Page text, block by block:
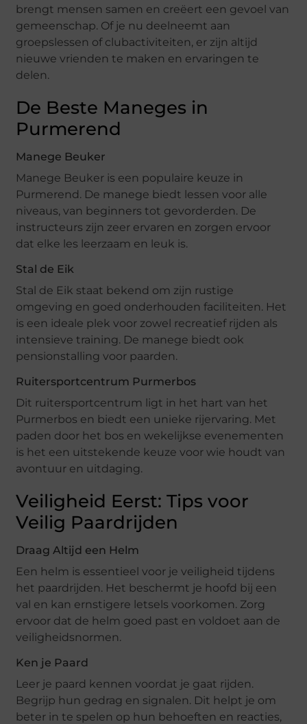
brengt mensen samen en creëert een gevoel van
gemeenschap. Of je nu deelneemt aan
groepslessen of clubactiviteiten, er zijn altijd
nieuwe vrienden te maken en ervaringen te
delen.
De Beste Maneges in
Purmerend
Manege Beuker
Manege Beuker is een populaire keuze in
Purmerend. De manege biedt lessen voor alle
niveaus, van beginners tot gevorderden. De
instructeurs zijn zeer ervaren en zorgen ervoor
dat elke les leerzaam en leuk is.
Stal de Eik
Stal de Eik staat bekend om zijn rustige
omgeving en goed onderhouden faciliteiten. Het
is een ideale plek voor zowel recreatief rijden als
intensieve training. De manege biedt ook
pensionstalling voor paarden.
Ruitersportcentrum Purmerbos
Dit ruitersportcentrum ligt in het hart van het
Purmerbos en biedt een unieke rijervaring. Met
paden door het bos en wekelijkse evenementen
is het een uitstekende keuze voor wie houdt van
avontuur en uitdaging.
Veiligheid Eerst: Tips voor
Veilig Paardrijden
Draag Altijd een Helm
Een helm is essentieel voor je veiligheid tijdens
het paardrijden. Het beschermt je hoofd bij een
val en kan ernstigere letsels voorkomen. Zorg
ervoor dat de helm goed past en voldoet aan de
veiligheidsnormen.
Ken je Paard
Leer je paard kennen voordat je gaat rijden.
Begrijp hun gedrag en signalen. Dit helpt je om
beter in te spelen op hun behoeften en reacties,